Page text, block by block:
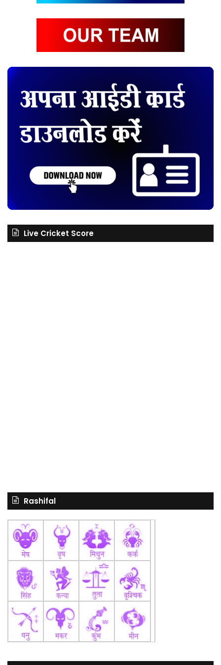
Live Cricket Score
Rashifal